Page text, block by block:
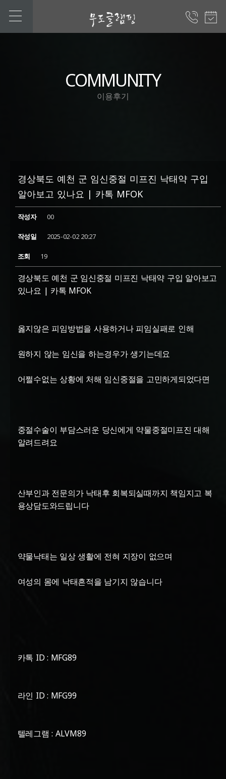
COMMUNITY
이용후기
경상북도 예천 군 임신중절 미프진 낙태약 구입
알아보고 있나요 | 카톡 MFOK
작성자 00
작성일 2025-02-02 20:27
조회 19
경상북도 예천 군 임신중절 미프진 낙태약 구입 알아보고
있나요 | 카톡 MFOK
옳지않은 피임방법을 사용하거나 피임실패로 인해
원하지 않는 임신을 하는경우가 생기는데요
어쩔수없는 상황에 처해 임신중절을 고민하게되었다면
중절수술이 부담스러운 당신에게 약물중절미프진 대해
알려드려요
산부인과 전문의가 낙태후 회복되실때까지 책임지고 복
용상담도와드립니다
약물낙태는 일상 생활에 전혀 지장이 없으며
여성의 몸에 낙태흔적을 남기지 않습니다
카톡 ID : MFG89
라인 ID : MFG99
텔레그램 : ALVM89